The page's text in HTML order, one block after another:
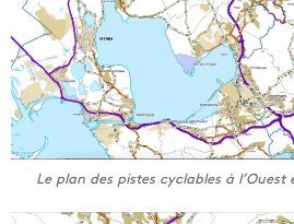
Le plan des pistes cyclables à